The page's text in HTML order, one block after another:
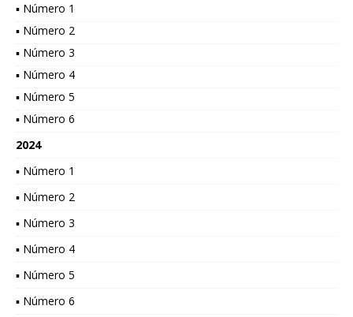
▪ Número 1
▪ Número 2
▪ Número 3
▪ Número 4
▪ Número 5
▪ Número 6
2024
▪ Número 1
▪ Número 2
▪ Número 3
▪ Número 4
▪ Número 5
▪ Número 6